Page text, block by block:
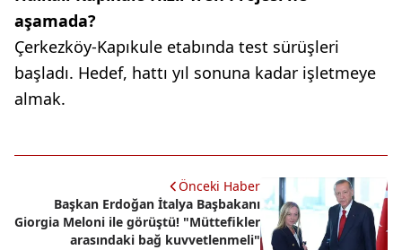
aşamada?
Çerkezköy-Kapıkule etabında test sürüşleri
başladı. Hedef, hattı yıl sonuna kadar işletmeye
almak.
Önceki Haber
Başkan Erdoğan İtalya Başbakanı
Giorgia Meloni ile görüştü! "Müttefikler
arasındaki bağ kuvvetlenmeli"